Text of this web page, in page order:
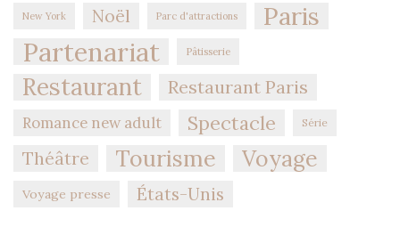
New York Noël Parc d'attractions Paris
Partenariat Pâtisserie
Restaurant Restaurant Paris
Romance new adult Spectacle Série
Théâtre Tourisme Voyage
Voyage presse États-Unis